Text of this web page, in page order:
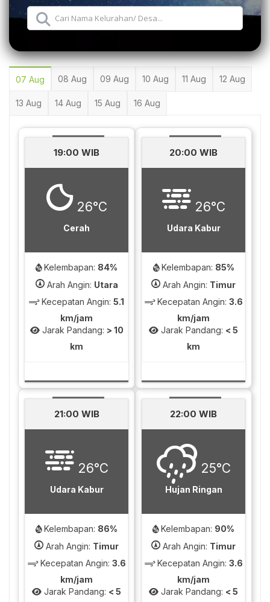
07 Aug 08 Aug 09 Aug 10 Aug 11 Aug 12 Aug
13 Aug 14 Aug 15 Aug 16 Aug
19:00 WIB
26°C
Cerah
Kelembapan: 84%
Arah Angin: Utara
Kecepatan Angin: 5.1
km/jam
Jarak Pandang: > 10
km
20:00 WIB
26°C
Udara Kabur
Kelembapan: 85%
Arah Angin: Timur
Kecepatan Angin: 3.6
km/jam
Jarak Pandang: < 5
km
21:00 WIB
26°C
Udara Kabur
Kelembapan: 86%
Arah Angin: Timur
Kecepatan Angin: 3.6
km/jam
Jarak Pandang: < 5
22:00 WIB
25°C
Hujan Ringan
Kelembapan: 90%
Arah Angin: Timur
Kecepatan Angin: 3.6
km/jam
Jarak Pandang: < 5